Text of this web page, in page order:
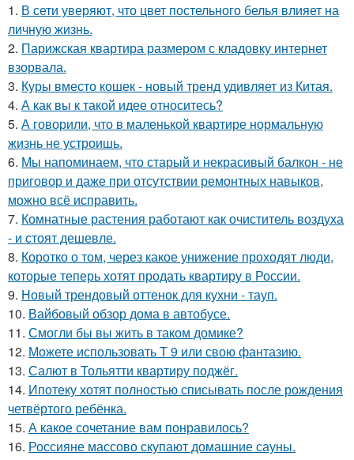
1. В сети уверяют, что цвет постельного белья влияет на
личную жизнь.
2. Парижская квартира размером с кладовку интернет
взорвала.
3. Куры вместо кошек - новый тренд удивляет из Китая.
4. А как вы к такой идее относитесь?
5. А говорили, что в маленькой квартире нормальную
жизнь не устроишь.
6. Мы напоминаем, что старый и некрасивый балкон - не
приговор и даже при отсутствии ремонтных навыков,
можно всё исправить.
7. Комнатные растения работают как очиститель воздуха
- и стоят дешевле.
8. Коротко о том, через какое унижение проходят люди,
которые теперь хотят продать квартиру в России.
9. Новый трендовый оттенок для кухни - тауп.
10. Вайбовый обзор дома в автобусе.
11. Смогли бы вы жить в таком домике?
12. Можете использовать Т 9 или свою фантазию.
13. Салют в Тольятти квартиру поджёг.
14. Ипотеку хотят полностью списывать после рождения
четвёртого ребёнка.
15. А какое сочетание вам понравилось?
16. Россияне массово скупают домашние сауны.